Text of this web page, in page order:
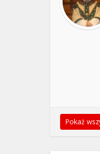
Pokaż